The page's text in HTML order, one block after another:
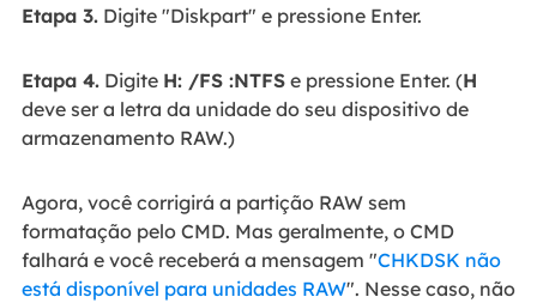
Etapa 3.Digite "Diskpart" e pressione Enter.
Etapa 4.Digite H: /FS :NTFSe pressione Enter. (H
deve ser a letra da unidade do seu dispositivo de
armazenamento RAW.)
Agora, você corrigirá a partição RAW sem
formatação pelo CMD. Mas geralmente, o CMD
falhará e você receberá a mensagem "CHKDSK não
está disponível para unidades RAW". Nesse caso, não